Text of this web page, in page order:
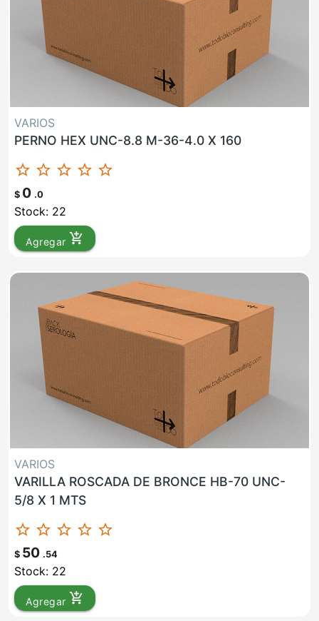
VARIOS
PERNO HEX UNC-8.8 M-36-4.0 X 160
star_border star_border star_border star_border star_border
$ 0 .0
Stock: 22
Agregar add_shopping_cart
VARIOS
VARILLA ROSCADA DE BRONCE HB-70 UNC-
5/8 X 1 MTS
star_border star_border star_border star_border star_border
$ 50 .54
Stock: 22
Agregar add_shopping_cart